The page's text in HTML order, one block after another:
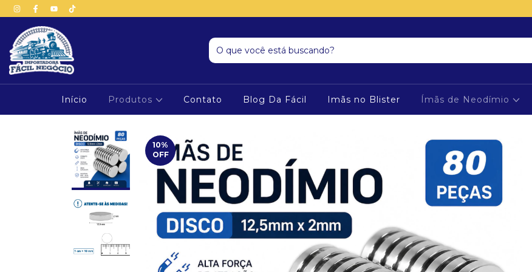
Início Produtos Contato Blog Da Fácil Imãs no Blister Ímãs de Neodímio
10%
OFF